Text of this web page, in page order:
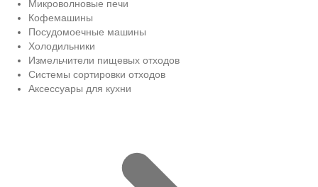
Микроволновые печи
Кофемашины
Посудомоечные машины
Холодильники
Измельчители пищевых отходов
Системы сортировки отходов
Аксессуары для кухни